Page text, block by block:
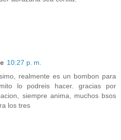
10:27 p. m.
realmente es un bombon para
lo podreis hacer. gracias por
siempre anima, muchos bsos
los tres